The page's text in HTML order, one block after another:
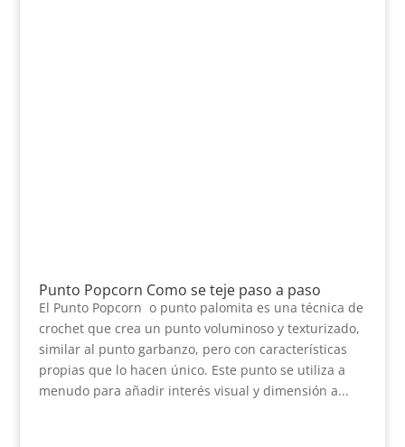
Punto Popcorn Como se teje paso a paso
El Punto Popcorn o punto palomita es una técnica de
crochet que crea un punto voluminoso y texturizado,
similar al punto garbanzo, pero con características
propias que lo hacen único. Este punto se utiliza a
menudo para añadir interés visual y dimensión a...